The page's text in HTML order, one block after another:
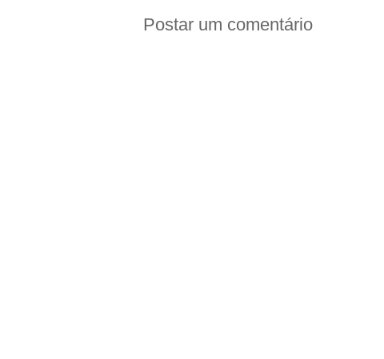
Postar um comentário